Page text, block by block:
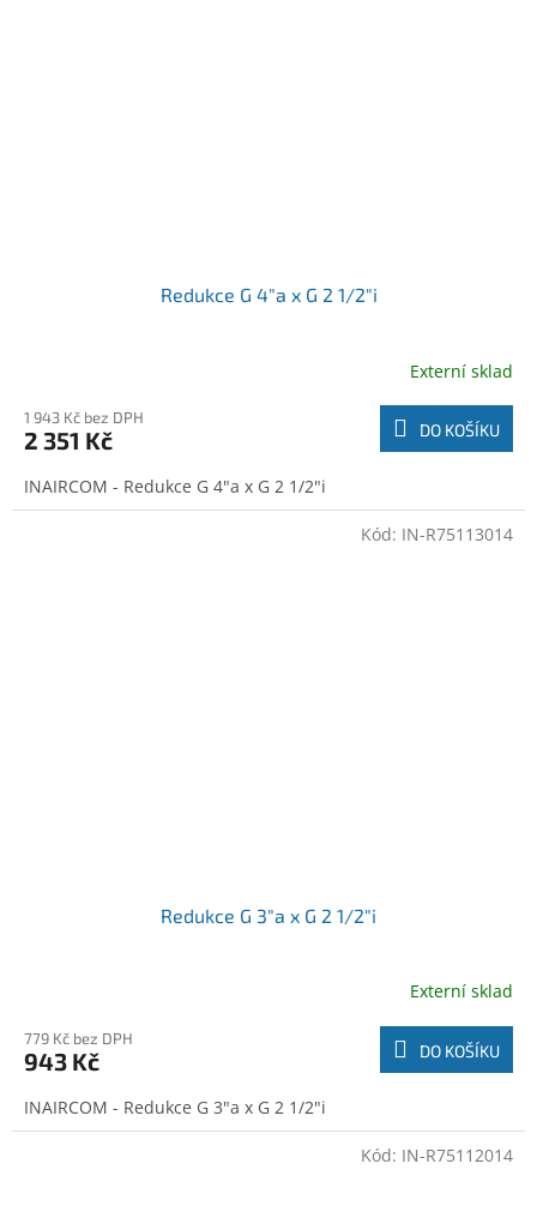
Redukce G 4"a x G 2 1/2"i
Externí sklad
1 943 Kč bez DPH
2 351 Kč DO KOŠÍKU
INAIRCOM - Redukce G 4"a x G 2 1/2"i
Redukce G 3"a x G 2 1/2"i
Externí sklad
779 Kč bez DPH
943 Kč DO KOŠÍKU
INAIRCOM - Redukce G 3"a x G 2 1/2"i
Kód: IN-R75113014
Kód: IN-R75112014